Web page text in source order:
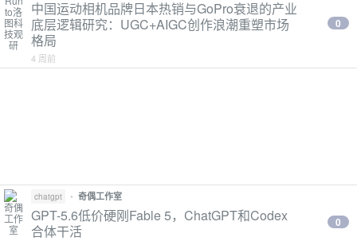
中国运动相机品牌日本热销与GoPro衰退的产业
底层逻辑研究：UGC+AIGC创作浪潮重塑市场
格局
4 周前
0
chatgpt • 奇偶工作室
GPT-5.6低价硬刚Fable 5，ChatGPT和Codex
合体干活
0